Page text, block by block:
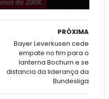
PRÓXIMA
Bayer Leverkusen cede
empate no fim para o
lanterna Bochum e se
distancia da liderança da
Bundesliga